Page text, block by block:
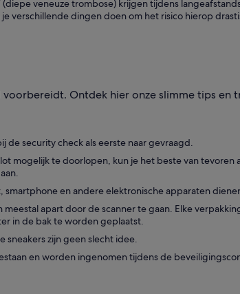
veneuze trombose) krijgen tijdens
verschillende dingen doen om het risico hierop
Ontdek hier onze slimme tips en
security check als eerste naar gevraagd.
mogelijk te doorlopen, kun je het beste van
en andere elektronische apparaten
apart door de scanner te gaan. Elke
in de bak te worden geplaatst.
sneakers zijn geen slecht idee.
en worden ingenomen tijdens de